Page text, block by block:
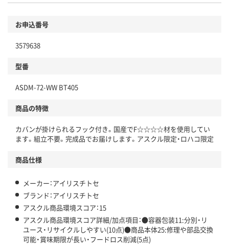
本体
仕組
この商品の環境配慮ポイントです。下記商品詳細「
アスクル商品環境スコア詳細／加点項目
」で確認できます。
お申込番号
3579638
型番
ASDM-72-WW BT405
商品の特徴
カバンが掛けられるフック付き。国産でF☆☆☆☆材を使用してい
ます。組立不要。完成品でお届けします。アスクル限定・ロハコ限定
商品仕様
メーカー：アイリスチトセ
ブランド：アイリスチトセ
アスクル商品環境スコア：15
アスクル商品環境スコア詳細/加点項目：●容器包装11:分別・リ
ユース・リサイクルしやすい(10点)●商品本体25:修理や部品交換
可能・賞味期限が長い・フードロス削減(5点)